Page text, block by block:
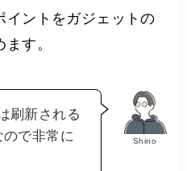
イントをガジェットの
す。
Shino
刷新される
で非常に